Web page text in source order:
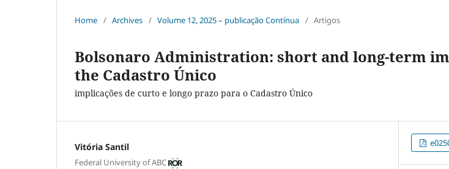
Home / Archives / Volume 12, 2025 – publicação Contínua / Artigos
Bolsonaro Administration: short and long-term
the Cadastro Único
implicações de curto e longo prazo para o Cadastro Único
Vitória Santil
Federal University of ABC